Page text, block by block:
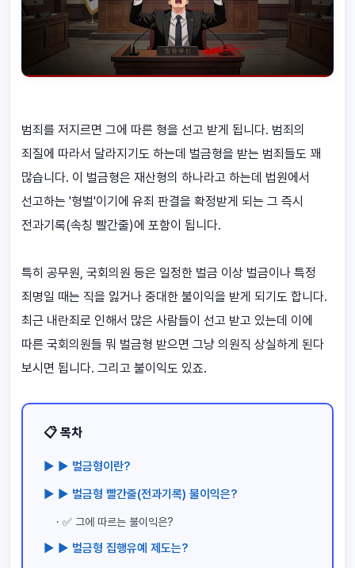
범죄를 저지르면 그에 따른 형을 선고 받게 됩니다. 범죄의
죄질에 따라서 달라지기도 하는데 벌금형을 받는 범죄들도 꽤
많습니다. 이 벌금형은 재산형의 하나라고 하는데 법원에서
선고하는 '형벌'이기에 유죄 판결을 확정받게 되는 그 즉시
전과기록(속칭 빨간줄)에 포함이 됩니다.
특히 공무원, 국회의원 등은 일정한 벌금 이상 벌금이나 특정
죄명일 때는 직을 잃거나 중대한 불이익을 받게 되기도 합니다.
최근 내란죄로 인해서 많은 사람들이 선고 받고 있는데 이에
따른 국회의원들 뭐 벌금형 받으면 그냥 의원직 상실하게 된다
보시면 됩니다. 그리고 불이익도 있죠.
📋 목차
▶ ▶ 벌금형이란?
▶ ▶ 벌금형 빨간줄(전과기록) 불이익은?
· ✅ 그에 따르는 불이익은?
▶ ▶ 벌금형 집행유예 제도는?